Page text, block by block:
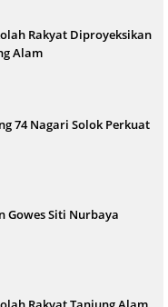
Rakyat Diproyeksikan
Alam
74 Nagari Solok Perkuat
Gowes Siti Nurbaya